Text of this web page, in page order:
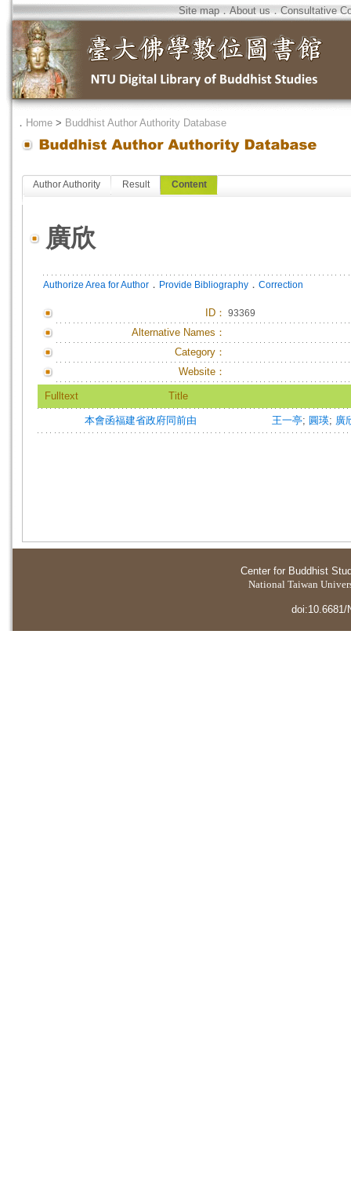
Site map．About us．Consultative
． Home > Buddhist Author Authority Database
Author Authority Result Content
廣欣
Authorize Area for Author ． Provide Bibliography ． Correction
ID ： 93369
Alternative Names：
Category：
Website：
Fulltext Title
本會函福建省政府同前由 王一亭; 圓瑛; 廣
Center for Buddhist
National Taiwan
doi:10.6681/